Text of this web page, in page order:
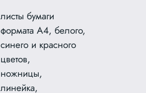
листы бумаги
формата А4, белого,
синего и красного
цветов,
ножницы,
линейка,